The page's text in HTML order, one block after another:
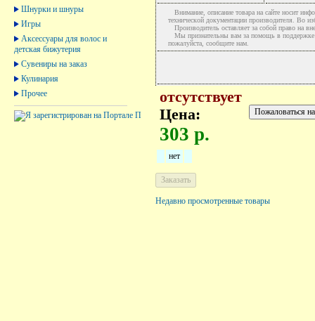
Шнурки и шнуры
Игры
Аксессуары для волос и
детская бижутерия
Сувениры на заказ
Кулинария
Прочее
Внимание, описание товара на сайте носит
технической документации производителя. Во
Производитель оставляет за собой право на
Мы признательны вам за помощь в поддержке
пожалуйста, сообщите нам.
отсутствует
Цена:
303 р.
нет
Недавно просмотренные товары